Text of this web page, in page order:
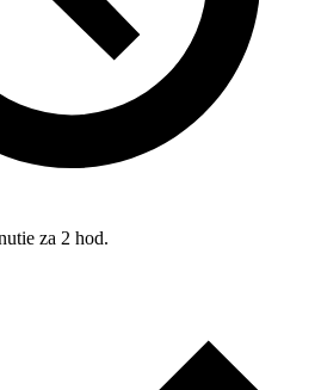
za 2 hod.